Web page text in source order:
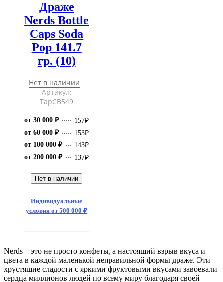
Драже
Nerds Bottle
Caps Soda
Pop 141.7
гр. (10)
Нет в наличии
Артикул:
ТарCB549
от 30 000 ₽ 157₽
от 60 000 ₽
153₽
от 100 000 ₽
143₽
от 200 000 ₽
137₽
Нет в наличии
Индивидуальные
условия от 500 000 ₽
Nerds – это не просто конфеты, а настоящий взрыв вкуса и
цвета в каждой маленькой неправильной формы драже. Эти
хрустящие сладости с яркими фруктовыми вкусами завоевали
сердца миллионов людей по всему миру благодаря своей